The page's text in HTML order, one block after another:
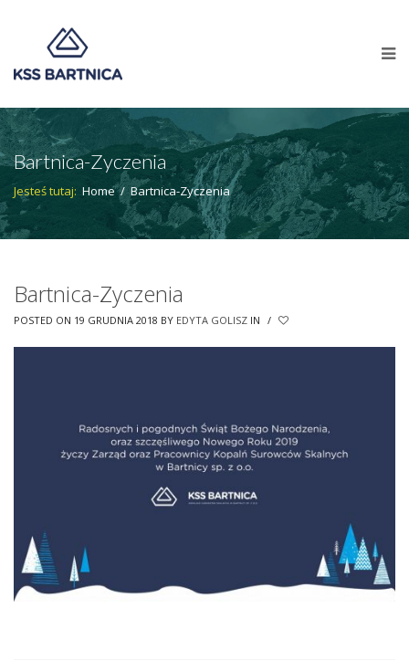
Bartnica-Zyczenia
Jesteś tutaj: Home / Bartnica-Zyczenia
Bartnica-Zyczenia
POSTED ON 19 GRUDNIA 2018 BY EDYTA GOLISZ IN /